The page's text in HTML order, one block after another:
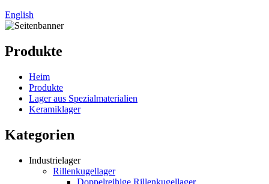
English
Produkte
Heim
Produkte
Lager aus Spezialmaterialien
Keramiklager
Kategorien
Industrielager
Rillenkugellager
Doppelreihige Rillenkugellager